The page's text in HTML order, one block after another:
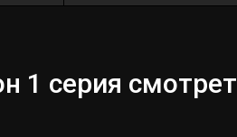
1 серия